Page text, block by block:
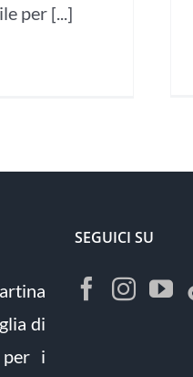
per [...]
di
per i
SEGUICI SU